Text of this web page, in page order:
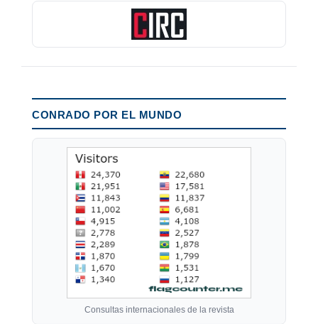
CONRADO POR EL MUNDO
Consultas internacionales de la revista